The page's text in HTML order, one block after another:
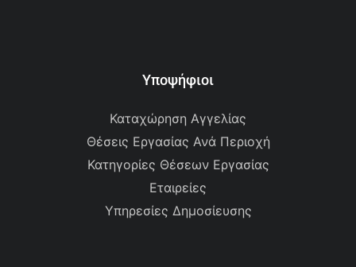
Υποψήφιοι
Καταχώρηση Αγγελίας
Θέσεις Εργασίας Ανά Περιοχή
Κατηγορίες Θέσεων Εργασίας
Εταιρείες
Υπηρεσίες Δημοσίευσης